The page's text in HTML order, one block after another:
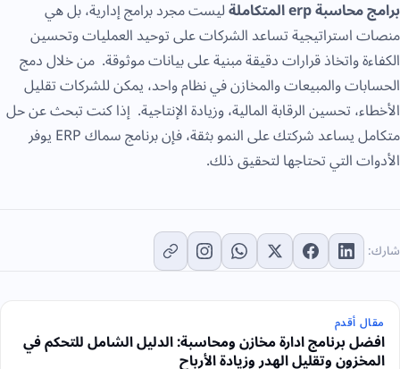
برامج محاسبة erp المتكاملة
ليست مجرد برامج إدارية، بل هي
منصات استراتيجية تساعد الشركات على توحيد العمليات وتحسين
الكفاءة واتخاذ قرارات دقيقة مبنية على بيانات موثوقة. من خلال دمج
الحسابات والمبيعات والمخازن في نظام واحد، يمكن للشركات تقليل
الأخطاء، تحسين الرقابة المالية، وزيادة الإنتاجية. إذا كنت تبحث عن حل
متكامل يساعد شركتك على النمو بثقة، فإن برنامج سماك ERP يوفر
الأدوات التي تحتاجها لتحقيق ذلك.
شارك:
مقال أقدم
افضل برنامج ادارة مخازن ومحاسبة: الدليل الشامل للتحكم في
المخزون وتقليل الهدر وزيادة الأرباح